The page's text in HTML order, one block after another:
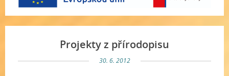
Projekty z přírodopisu
30. 6. 2012